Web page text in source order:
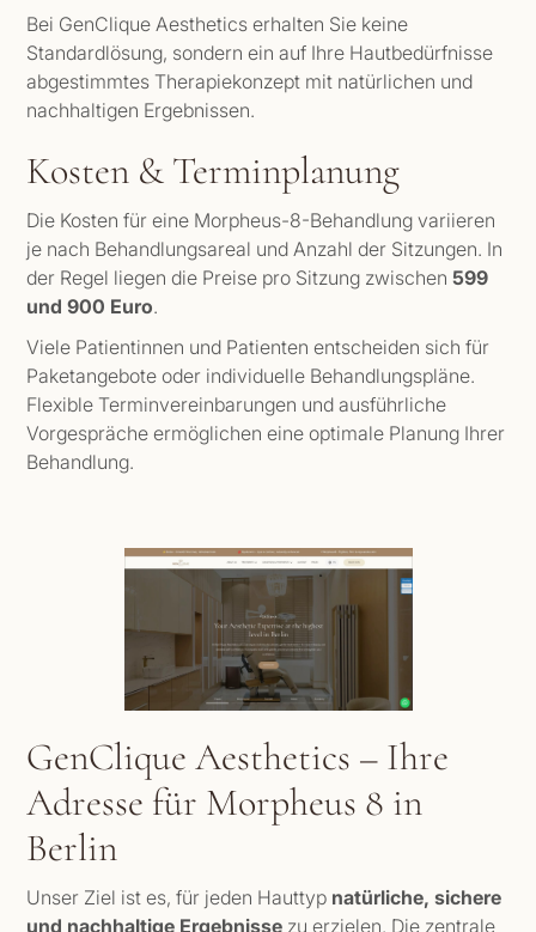
Bei GenClique Aesthetics erhalten Sie keine
Standardlösung, sondern ein auf Ihre Hautbedürfnisse
abgestimmtes Therapiekonzept mit natürlichen und
nachhaltigen Ergebnissen.
Kosten & Terminplanung
Die Kosten für eine Morpheus-8-Behandlung variieren
je nach Behandlungsareal und Anzahl der Sitzungen. In
der Regel liegen die Preise pro Sitzung zwischen599
und 900 Euro.
Viele Patientinnen und Patienten entscheiden sich für
Paketangebote oder individuelle Behandlungspläne.
Flexible Terminvereinbarungen und ausführliche
Vorgespräche ermöglichen eine optimale Planung Ihrer
Behandlung.
GenClique Aesthetics – Ihre
Adresse für Morpheus 8 in
Berlin
Unser Ziel ist es, für jeden Hauttyp natürliche, sichere
und nachhaltige Ergebnisse zu erzielen. Die zentrale